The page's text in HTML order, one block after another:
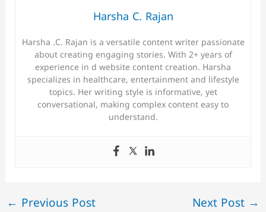
Harsha C. Rajan
Harsha .C. Rajan is a versatile content writer passionate
about creating engaging stories. With 2+ years of
experience in d website content creation. Harsha
specializes in healthcare, entertainment and lifestyle
topics. Her writing style is informative, yet
conversational, making complex content easy to
understand.
← Previous Post Next Post →